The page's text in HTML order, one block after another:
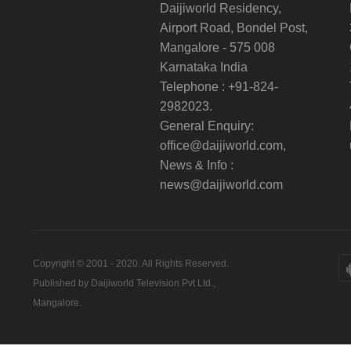
Daijiworld Residency,
Airport Road, Bondel Post,
Mangalore - 575 008
Karnataka India
Telephone : +91-824-
2982023.
General Enquiry:
office@daijiworld.com,
News & Info :
news@daijiworld.com
Copyright © 2001 - 2020. All Rights Reserved.
Published by Daijiworld Television Pvt Ltd.,
Mangalore.